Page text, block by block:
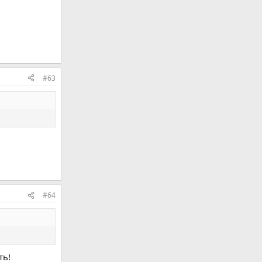
#63
#64